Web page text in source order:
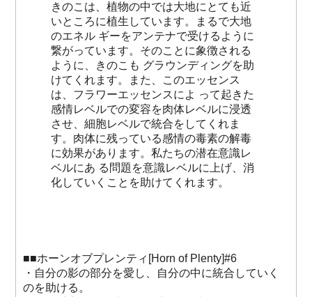
きのこは、植物の中では大地にとても近
いところに植生しています。まるで大地
のエネル ギーをアンテナで受けるように
繋がっています。そのことに象徴される
ように、きのこも グラウンディングを助
けてくれます。また、このエッセンス
は、フラワーエッセンスによ って起きた
感情レベルでの変容を肉体レベルに浸透
させ、細胞レベルで統合をしてくれま
す。肉体に残っている感情の毒素の解毒
に効果があります。私たちの潜在意識レ
ベルにあ る問題を意識レベルに上げ、消
化していくことを助けてくれます。
■■ホーンオブプレンティ[Horn of Plenty]#6
・自分の影の部分を愛し、自分の中に統合していく
のを助ける。